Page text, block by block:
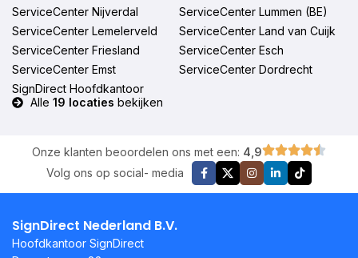
ServiceCenter Nijverdal
ServiceCenter Lummen (BE)
ServiceCenter Lemelerveld
ServiceCenter Land van Cuijk
ServiceCenter Friesland
ServiceCenter Esch
ServiceCenter Emst
ServiceCenter Dordrecht
SignDirect Hoofdkantoor
Alle 19 locaties bekijken
Onze klanten beoordelen ons met een: 4,9
Volg ons op social- media
SignDirect Nederland B.V.
Hoofdkantoor SignDirect